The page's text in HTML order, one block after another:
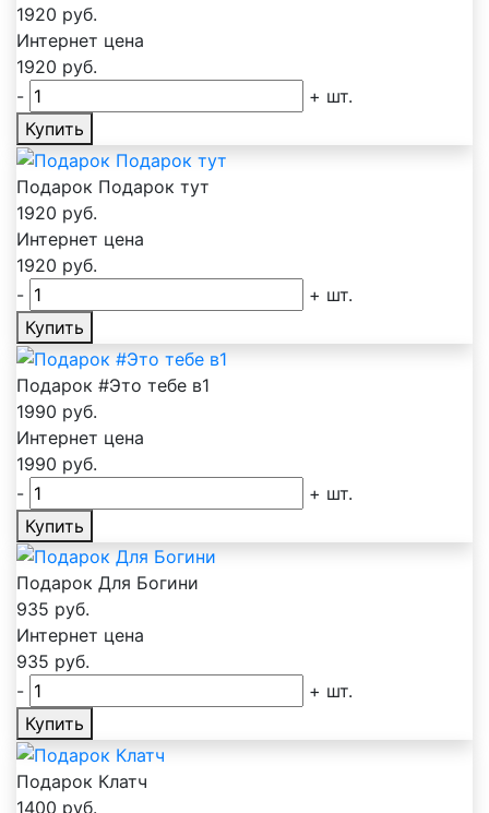
1920 руб.
Интернет цена
1920 руб.
-
+ шт.
Купить
Подарок Подарок тут
1920 руб.
Интернет цена
1920 руб.
-
+ шт.
Купить
Подарок #Это тебе в1
1990 руб.
Интернет цена
1990 руб.
-
+ шт.
Купить
Подарок Для Богини
935 руб.
Интернет цена
935 руб.
-
+ шт.
Купить
Подарок Клатч
1400 руб.